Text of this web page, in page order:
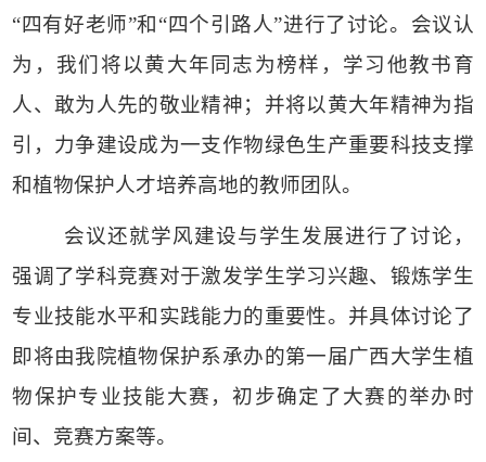
“四有好老师”和“四个引路人”进行了讨论。会议认
为，我们将以黄大年同志为榜样，学习他教书育
人、敢为人先的敬业精神；并将以黄大年精神为指
引，力争建设成为一支作物绿色生产重要科技支撑
和植物保护人才培养高地的教师团队。
会议还就学风建设与学生发展进行了讨论，
强调了学科竞赛对于激发学生学习兴趣、锻炼学生
专业技能水平和实践能力的重要性。并具体讨论了
即将由我院植物保护系承办的第一届广西大学生植
物保护专业技能大赛，初步确定了大赛的举办时
间、竞赛方案等。